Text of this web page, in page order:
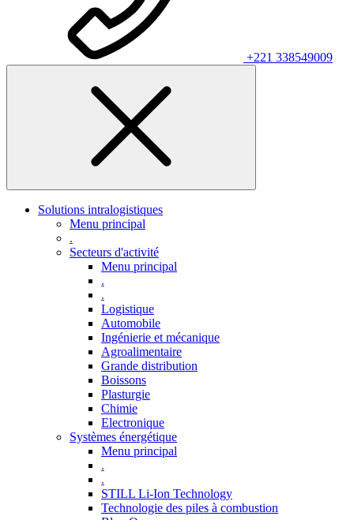
+221 338549009
Solutions intralogistiques
Menu principal
.
Secteurs d'activité
Menu principal
.
.
Logistique
Automobile
Ingénierie et mécanique
Agroalimentaire
Grande distribution
Boissons
Plasturgie
Chimie
Electronique
Systèmes énergétique
Menu principal
.
.
STILL Li-Ion Technology
Technologie des piles à combustion